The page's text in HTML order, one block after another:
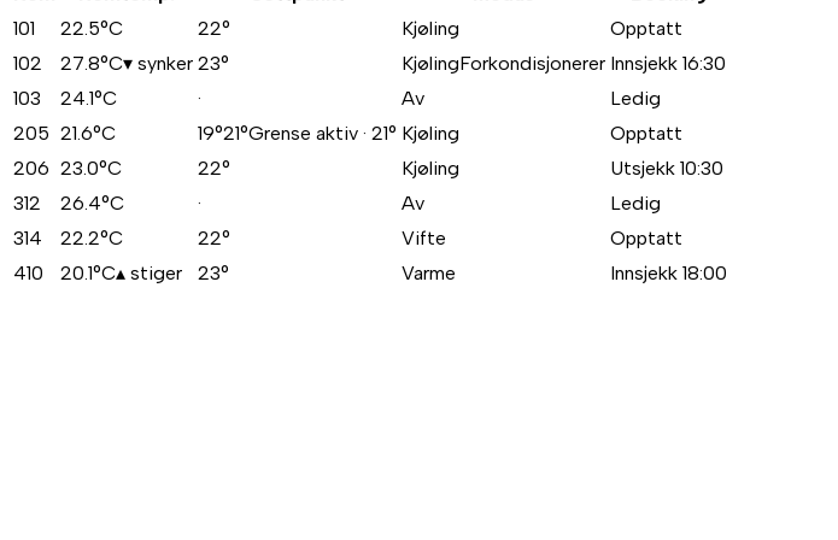
101
22.5°C 22° Kjøling
Opptatt
102
27.8°C▾ synker 23° KjølingForkondisjonerer Innsjekk 16:30
103
24.1°C · Av
Ledig
205 21.6°C 19°21°Grense aktiv · 21° Kjøling
Opptatt
206 23.0°C 22° Kjøling
Utsjekk 10:30
312
26.4°C · Av
Ledig
314
22.2°C 22° Vifte
Opptatt
410
20.1°C▴ stiger 23° Varme Innsjekk 18:00